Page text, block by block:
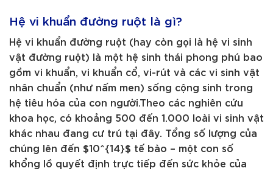
Hệ vi khuẩn đường ruột là gì?
Hệ vi khuẩn đường ruột (hay còn gọi là hệ vi sinh
vật đường ruột) là một hệ sinh thái phong phú bao
gồm vi khuẩn, vi khuẩn cổ, vi-rút và các vi sinh vật
nhân chuẩn (như nấm men) sống cộng sinh trong
hệ tiêu hóa của con người.Theo các nghiên cứu
khoa học, có khoảng 500 đến 1.000 loài vi sinh vật
khác nhau đang cư trú tại đây. Tổng số lượng của
chúng lên đến $10^{14}$ tế bào – một con số
khổng lồ quyết định trực tiếp đến sức khỏe của